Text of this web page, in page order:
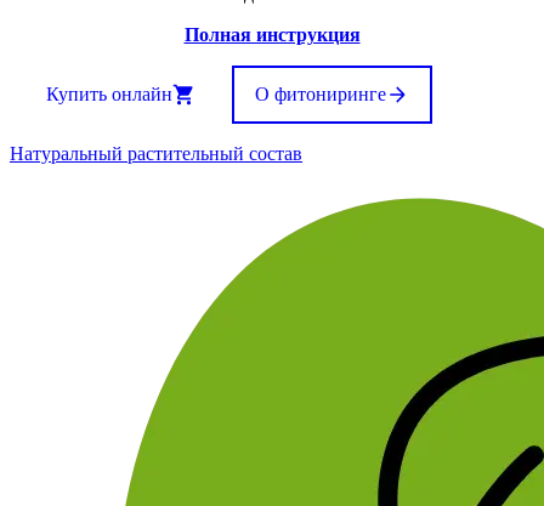
Полная инструкция
Купить онлайн О фитониринге
Натуральный растительный состав